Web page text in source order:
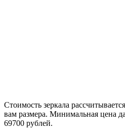
Стоимость зеркала
вам размера. Минимальная цена
69700 рублей.